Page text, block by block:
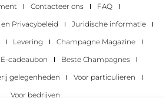
Contacteer ons
FAQ
Privacybeleid
Juridische informatie
Levering
Champagne Magazine
E-cadeaubon
Beste Champagnes
gelegenheden
Voor particulieren
Voor bedrijven